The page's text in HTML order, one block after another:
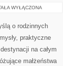
WYŁĄCZONA
o rodzinnych
praktyczne
na całym
małżeństwa